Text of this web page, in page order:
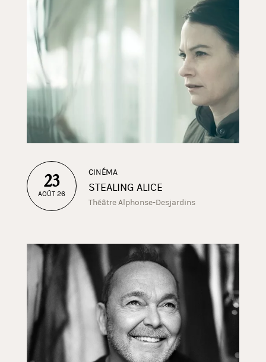
23
AOÛT 26
CINÉMA
STEALING ALICE
Théâtre Alphonse-Desjardins